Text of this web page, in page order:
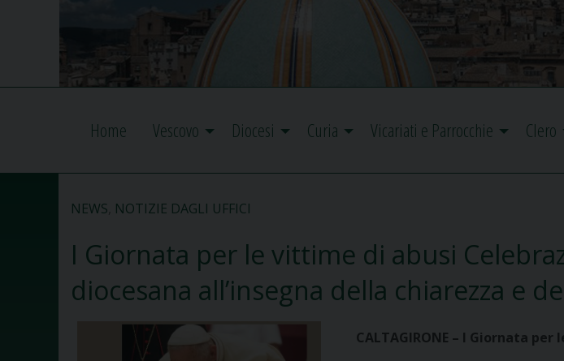
Home Vescovo Diocesi Curia Vicariati e Parrocchie Clero
NEWS NOTIZIE DAGLI UFFICI
I Giornata per le vittime di abusi
diocesana all’insegna della chiarezza e
CALTAGIRONE – I Giornata per